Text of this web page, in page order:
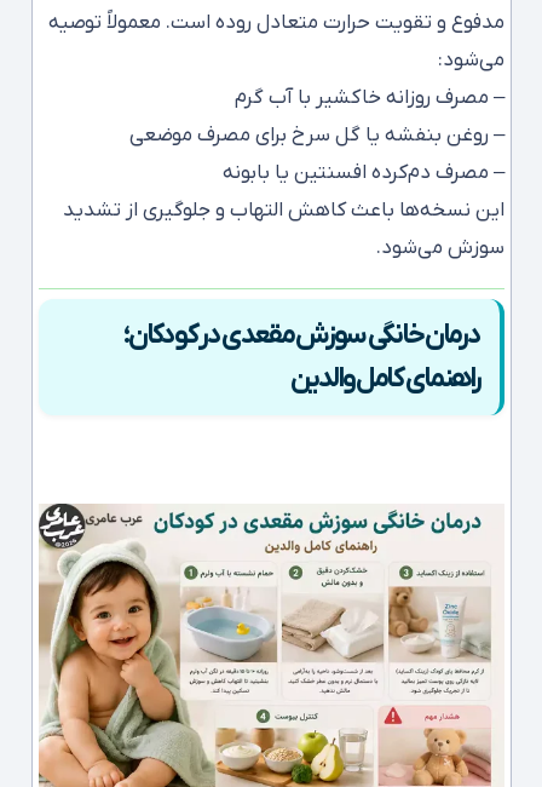
مدفوع و تقویت حرارت متعادل روده است. معمولاً توصیه
می‌شود:
– مصرف روزانه خاکشیر با آب گرم
– روغن بنفشه یا گل سرخ برای مصرف موضعی
– مصرف دم‌کرده افسنتین یا بابونه
این نسخه‌ها باعث کاهش التهاب و جلوگیری از تشدید
سوزش می‌شود.
درمان خانگی سوزش مقعدی در کودکان؛
راهنمای کامل والدین